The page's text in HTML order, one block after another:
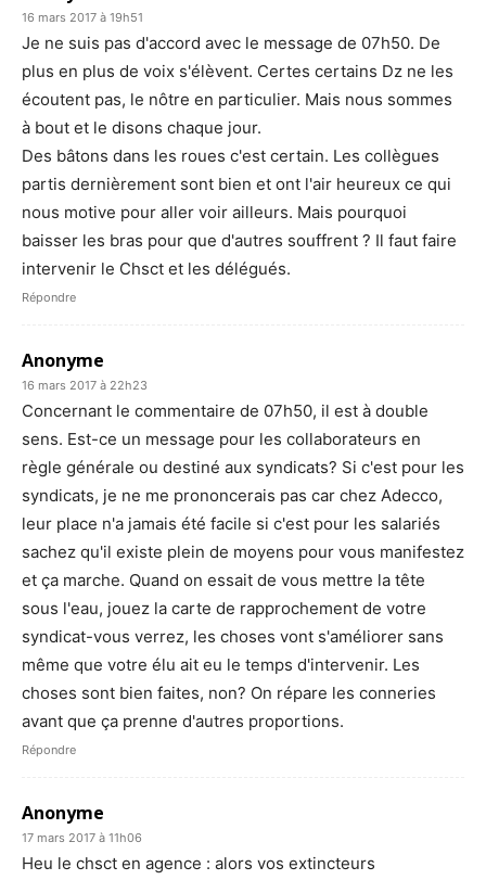
16 mars 2017 à 19h51
Je ne suis pas d'accord avec le message de 07h50. De
plus en plus de voix s'élèvent. Certes certains Dz ne les
écoutent pas, le nôtre en particulier. Mais nous sommes
à bout et le disons chaque jour.
Des bâtons dans les roues c'est certain. Les collègues
partis dernièrement sont bien et ont l'air heureux ce qui
nous motive pour aller voir ailleurs. Mais pourquoi
baisser les bras pour que d'autres souffrent ? Il faut faire
intervenir le Chsct et les délégués.
Répondre
Anonyme
16 mars 2017 à 22h23
Concernant le commentaire de 07h50, il est à double
sens. Est-ce un message pour les collaborateurs en
règle générale ou destiné aux syndicats? Si c'est pour les
syndicats, je ne me prononcerais pas car chez Adecco,
leur place n'a jamais été facile si c'est pour les salariés
sachez qu'il existe plein de moyens pour vous manifestez
et ça marche. Quand on essait de vous mettre la tête
sous l'eau, jouez la carte de rapprochement de votre
syndicat-vous verrez, les choses vont s'améliorer sans
même que votre élu ait eu le temps d'intervenir. Les
choses sont bien faites, non? On répare les conneries
avant que ça prenne d'autres proportions.
Répondre
Anonyme
17 mars 2017 à 11h06
Heu le chsct en agence : alors vos extincteurs